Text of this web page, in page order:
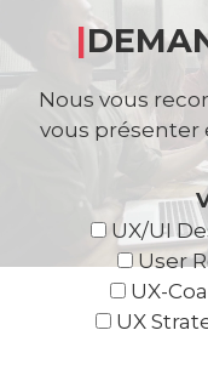
|
Nous vous
vous présenter
UX/UI
User
UX-
UX